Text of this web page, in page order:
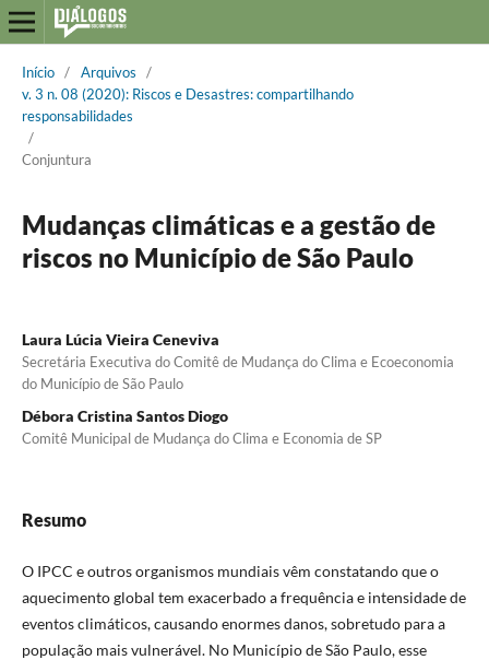
Início / Arquivos
/
v. 3 n. 08 (2020): Riscos e Desastres: compartilhando
responsabilidades
/
Conjuntura
Mudanças climáticas e a gestão de
riscos no Município de São Paulo
Laura Lúcia Vieira Ceneviva
Secretária Executiva do Comitê de Mudança do Clima e Ecoeconomia
do Município de São Paulo
Débora Cristina Santos Diogo
Comitê Municipal de Mudança do Clima e Economia de SP
Resumo
O IPCC e outros organismos mundiais vêm constatando que o
aquecimento global tem exacerbado a frequência e intensidade de
eventos climáticos, causando enormes danos, sobretudo para a
população mais vulnerável. No Município de São Paulo, esse